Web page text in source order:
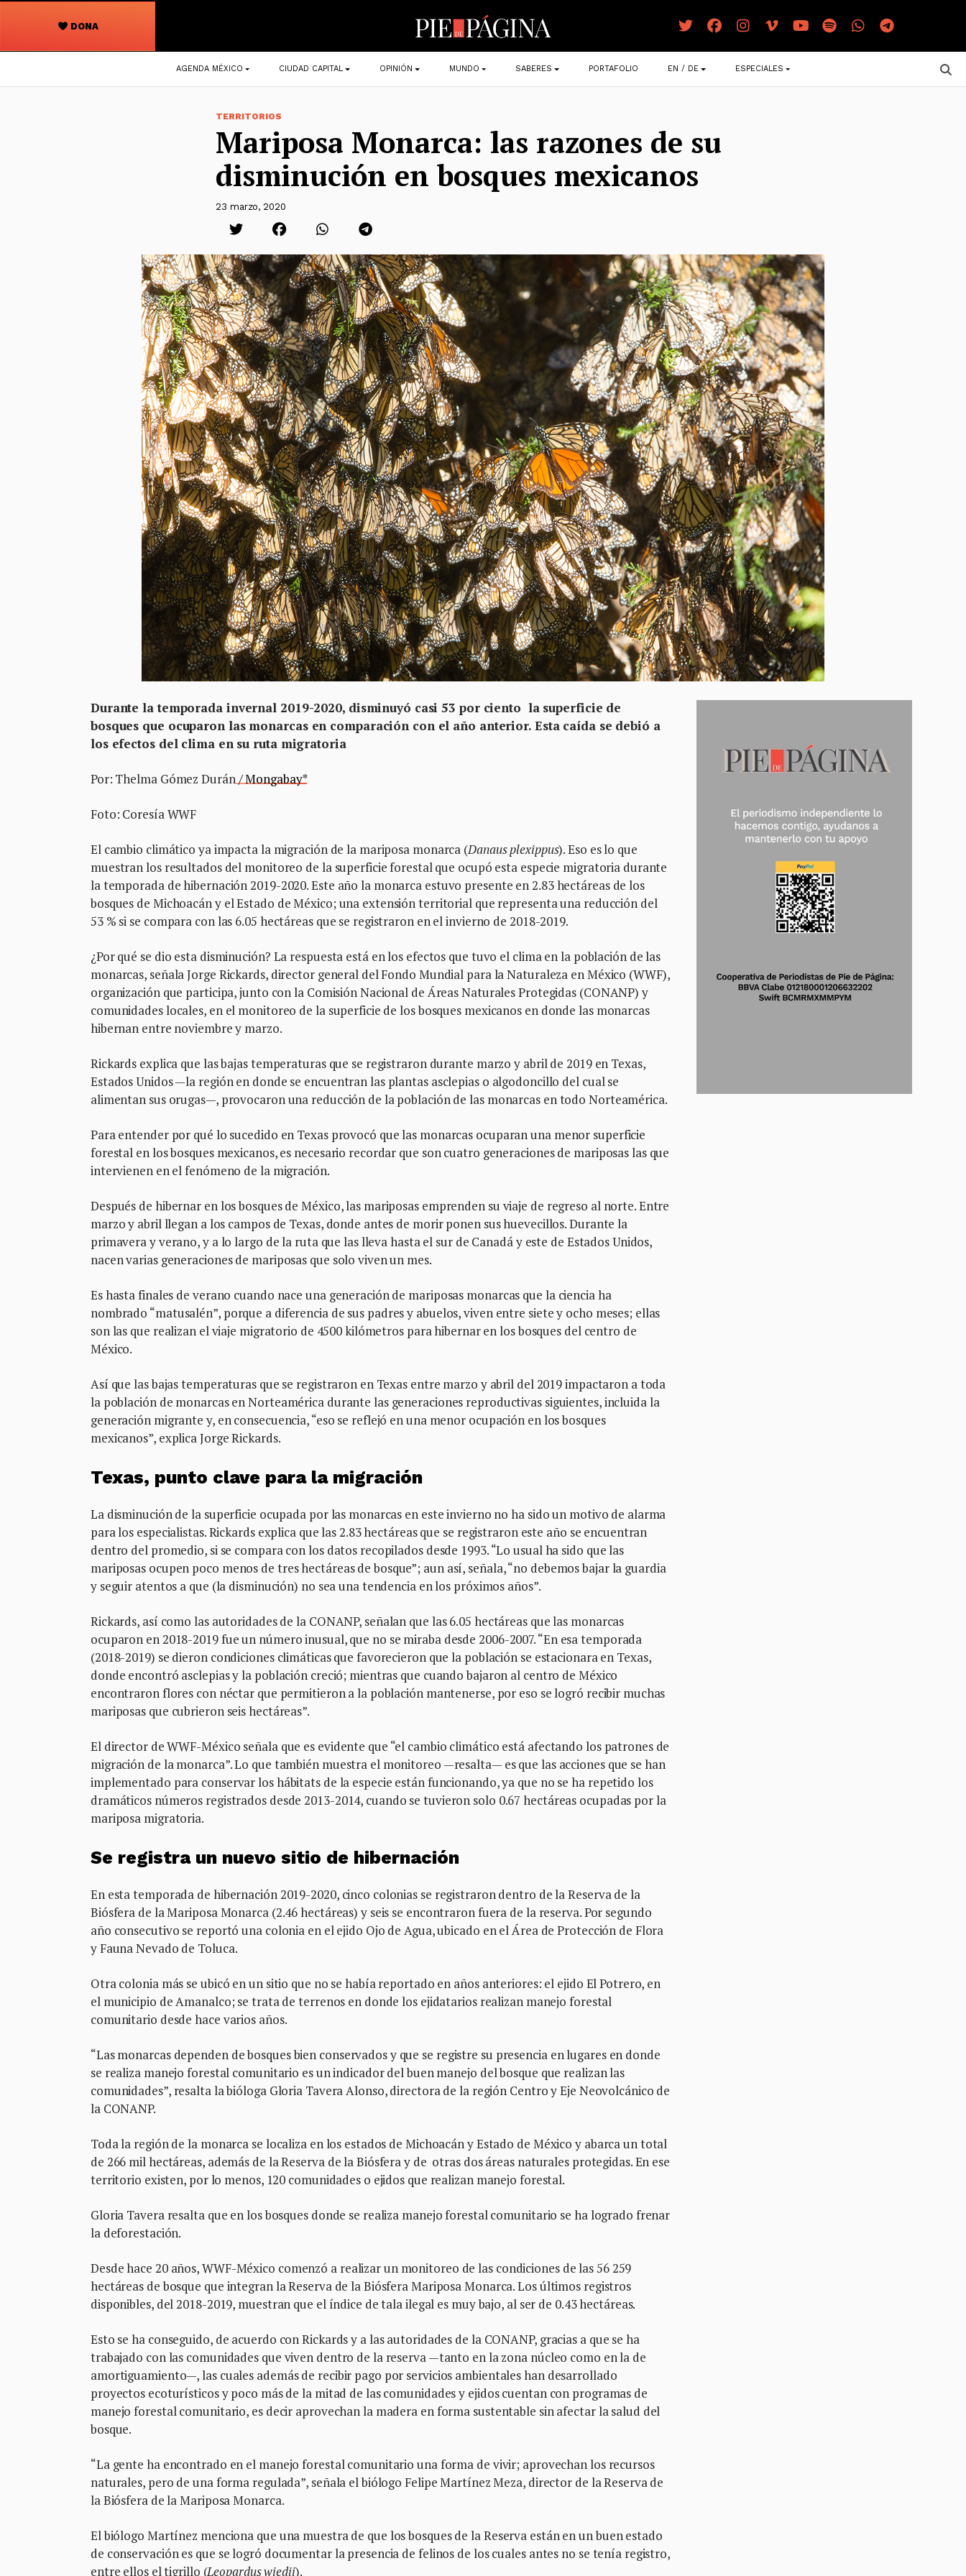
DONA
Navegación
principal
AGENDA MÉXICO CIUDAD CAPITAL OPINIÓN MUNDO SABERES PORTAFOLIO EN / DE ESPECIALES
TERRITORIOS
Mariposa Monarca: las razones de su
disminución en bosques mexicanos
23 marzo, 2020
Durante la temporada invernal 2019-2020, disminuyó casi 53 por ciento la superficie de
bosques que ocuparon las monarcas en comparación con el año anterior. Esta caída se debió a
los efectos del clima en su ruta migratoria
Por: Thelma Gómez Durán/ Mongabay*
Foto: Coresía WWF
El cambio climático ya impacta la migración de la mariposa monarca (Danaus plexippus). Eso es lo que
muestran los resultados del monitoreo de la superficie forestal que ocupó esta especie migratoria durante
la temporada de hibernación 2019-2020. Este año la monarca estuvo presente en 2.83 hectáreas de los
bosques de Michoacán y el Estado de México; una extensión territorial que representa una reducción del
53 % si se compara con las 6.05 hectáreas que se registraron en el invierno de 2018-2019.
¿Por qué se dio esta disminución? La respuesta está en los efectos que tuvo el clima en la población de las
monarcas, señala Jorge Rickards, director general del Fondo Mundial para la Naturaleza en México (WWF),
organización que participa, junto con la Comisión Nacional de Áreas Naturales Protegidas (CONANP) y
comunidades locales, en el monitoreo de la superficie de los bosques mexicanos en donde las monarcas
hibernan entre noviembre y marzo.
Rickards explica que las bajas temperaturas que se registraron durante marzo y abril de 2019 en Texas,
Estados Unidos —la región en donde se encuentran las plantas asclepias o algodoncillo del cual se
alimentan sus orugas—, provocaron una reducción de la población de las monarcas en todo Norteamérica.
Para entender por qué lo sucedido en Texas provocó que las monarcas ocuparan una menor superficie
forestal en los bosques mexicanos, es necesario recordar que son cuatro generaciones de mariposas las que
intervienen en el fenómeno de la migración.
Después de hibernar en los bosques de México, las mariposas emprenden su viaje de regreso al norte. Entre
marzo y abril llegan a los campos de Texas, donde antes de morir ponen sus huevecillos. Durante la
primavera y verano, y a lo largo de la ruta que las lleva hasta el sur de Canadá y este de Estados Unidos,
nacen varias generaciones de mariposas que solo viven un mes.
Es hasta finales de verano cuando nace una generación de mariposas monarcas que la ciencia ha
nombrado “matusalén”, porque a diferencia de sus padres y abuelos, viven entre siete y ocho meses; ellas
son las que realizan el viaje migratorio de 4500 kilómetros para hibernar en los bosques del centro de
México.
Así que las bajas temperaturas que se registraron en Texas entre marzo y abril del 2019 impactaron a toda
la población de monarcas en Norteamérica durante las generaciones reproductivas siguientes, incluida la
generación migrante y, en consecuencia, “eso se reflejó en una menor ocupación en los bosques
mexicanos”, explica Jorge Rickards.
Texas, punto clave para la migración
La disminución de la superficie ocupada por las monarcas en este invierno no ha sido un motivo de alarma
para los especialistas. Rickards explica que las 2.83 hectáreas que se registraron este año se encuentran
dentro del promedio, si se compara con los datos recopilados desde 1993. “Lo usual ha sido que las
mariposas ocupen poco menos de tres hectáreas de bosque”; aun así, señala, “no debemos bajar la guardia
y seguir atentos a que (la disminución) no sea una tendencia en los próximos años”.
Rickards, así como las autoridades de la CONANP, señalan que las 6.05 hectáreas que las monarcas
ocuparon en 2018-2019 fue un número inusual, que no se miraba desde 2006-2007. “En esa temporada
(2018-2019) se dieron condiciones climáticas que favorecieron que la población se estacionara en Texas,
donde encontró asclepias y la población creció; mientras que cuando bajaron al centro de México
encontraron flores con néctar que permitieron a la población mantenerse, por eso se logró recibir muchas
mariposas que cubrieron seis hectáreas”.
El director de WWF-México señala que es evidente que “el cambio climático está afectando los patrones de
migración de la monarca”. Lo que también muestra el monitoreo —resalta— es que las acciones que se han
implementado para conservar los hábitats de la especie están funcionando, ya que no se ha repetido los
dramáticos números registrados desde 2013-2014, cuando se tuvieron solo 0.67 hectáreas ocupadas por la
mariposa migratoria.
Se registra un nuevo sitio de hibernación
En esta temporada de hibernación 2019-2020, cinco colonias se registraron dentro de la Reserva de la
Biósfera de la Mariposa Monarca (2.46 hectáreas) y seis se encontraron fuera de la reserva. Por segundo
año consecutivo se reportó una colonia en el ejido Ojo de Agua, ubicado en el Área de Protección de Flora
y Fauna Nevado de Toluca.
Otra colonia más se ubicó en un sitio que no se había reportado en años anteriores: el ejido El Potrero, en
el municipio de Amanalco; se trata de terrenos en donde los ejidatarios realizan manejo forestal
comunitario desde hace varios años.
“Las monarcas dependen de bosques bien conservados y que se registre su presencia en lugares en donde
se realiza manejo forestal comunitario es un indicador del buen manejo del bosque que realizan las
comunidades”, resalta la bióloga Gloria Tavera Alonso, directora de la región Centro y Eje Neovolcánico de
la CONANP.
Toda la región de la monarca se localiza en los estados de Michoacán y Estado de México y abarca un total
de 266 mil hectáreas, además de la Reserva de la Biósfera y de otras dos áreas naturales protegidas. En ese
territorio existen, por lo menos, 120 comunidades o ejidos que realizan manejo forestal.
Gloria Tavera resalta que en los bosques donde se realiza manejo forestal comunitario se ha logrado frenar
la deforestación.
Desde hace 20 años, WWF-México comenzó a realizar un monitoreo de las condiciones de las 56 259
hectáreas de bosque que integran la Reserva de la Biósfera Mariposa Monarca. Los últimos registros
disponibles, del 2018-2019, muestran que el índice de tala ilegal es muy bajo, al ser de 0.43 hectáreas.
Esto se ha conseguido, de acuerdo con Rickards y a las autoridades de la CONANP, gracias a que se ha
trabajado con las comunidades que viven dentro de la reserva —tanto en la zona núcleo como en la de
amortiguamiento—, las cuales además de recibir pago por servicios ambientales han desarrollado
proyectos ecoturísticos y poco más de la mitad de las comunidades y ejidos cuentan con programas de
manejo forestal comunitario, es decir aprovechan la madera en forma sustentable sin afectar la salud del
bosque.
“La gente ha encontrado en el manejo forestal comunitario una forma de vivir; aprovechan los recursos
naturales, pero de una forma regulada”, señala el biólogo Felipe Martínez Meza, director de la Reserva de
la Biósfera de la Mariposa Monarca.
El biólogo Martínez menciona que una muestra de que los bosques de la Reserva están en un buen estado
de conservación es que se logró documentar la presencia de felinos de los cuales antes no se tenía registro,
entre ellos el tigrillo (Leopardus wiedii).